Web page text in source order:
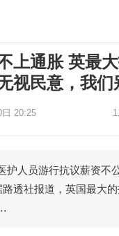
上通胀 英最
视民意，我们
日 20:25
护人员游行抗议薪
路透社报道，英国最大